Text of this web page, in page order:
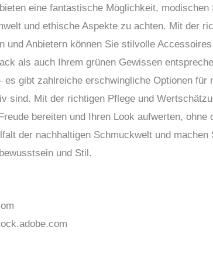
eine fantastische Möglichkeit, modischen
und ethische Aspekte zu achten. Mit der
und Anbietern können Sie stilvolle
als auch Ihrem grünen Gewissen
es gibt zahlreiche erschwingliche Optionen für
sind. Mit der richtigen Pflege und
bereiten und Ihren Look aufwerten, ohne
der nachhaltigen Schmuckwelt und
und Stil.